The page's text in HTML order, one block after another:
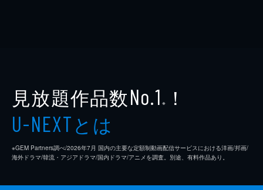
見放題作品数No.1 ※ ！
U-NEXTとは
※GEM Partners調べ/2026年7⽉ 国内の主要な定額制動画配信サービスにおける洋画/邦画/
海外ドラマ/韓流・アジアドラマ/国内ドラマ/アニメを調査。別途、有料作品あり。